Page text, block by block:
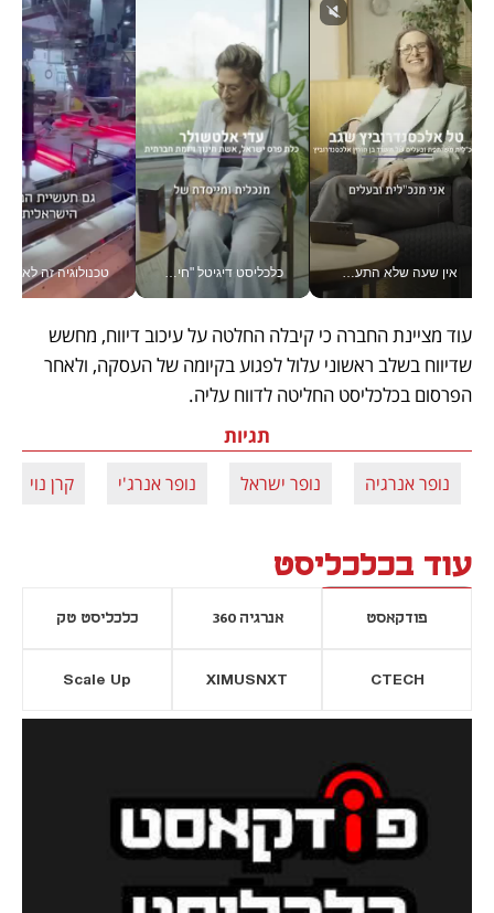
אין שעה שלא התעסקתי במשבר - טל אלכסנדרוביץ’ שגב מנהלת משברים תקשורתיים מכל מקום עם ה- Galaxy Z Fold8 Ultra שלה_v
הפרסום בכלכליסט החליטה לדווח עליה.
תגיות
נופר אנרגיה נופר ישראל נופר אנרג'י קרן נוי
עוד בכלכליסט
פודקאסט אנרגיה 360 כלכליסט טק
CTECH
XIMUSNXT
Scale Up
נפתח בכרטיסייה חדשה חדשה